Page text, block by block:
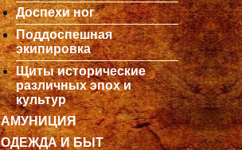
Доспехи ног
Поддоспешная
экипировка
Щиты исторические
различных эпох и
культур
АМУНИЦИЯ
ОДЕЖДА И БЫТ